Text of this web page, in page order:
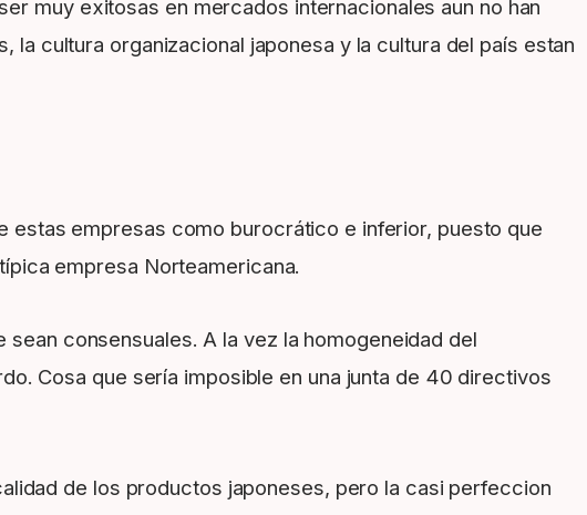
muy exitosas en mercados internacionales aun no han
cultura organizacional japonesa y la cultura del país estan
estas empresas como burocrático e inferior, puesto que
empresa Norteamericana.
consensuales. A la vez la homogeneidad del
Cosa que sería imposible en una junta de 40 directivos
de los productos japoneses, pero la casi perfeccion